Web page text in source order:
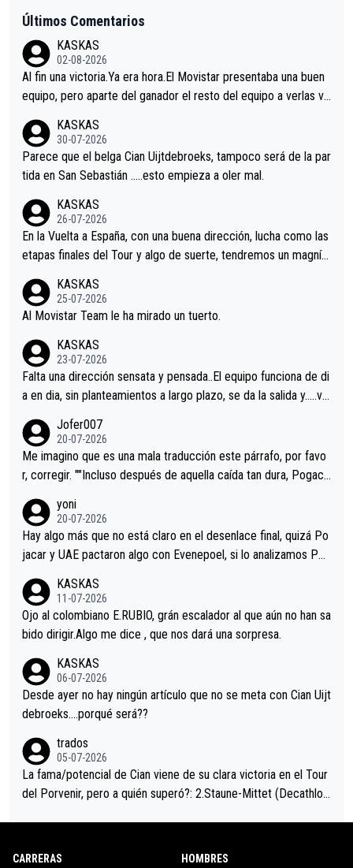
Últimos Comentarios
KASKAS
02-08-2026
Al fin una victoria.Ya era hora.El Movistar presentaba una buen
equipo, pero aparte del ganador el resto del equipo a verlas ve
s.La única buena noticia es la mejoría de Enric Más en San Seb
astian.Si en la Vuelta a Burgos sigue la mejoría, podríamos ten
er alguna sorpresa en la Vuelta.Ojalá.
KASKAS
30-07-2026
Parece que el belga Cian Uijtdebroeks, tampoco será de la par
tida en San Sebastián …..esto empieza a oler mal.
KASKAS
26-07-2026
En la Vuelta a España, con una buena dirección, lucha como las
etapas finales del Tour y algo de suerte, tendremos un magnífi
KASKAS
25-07-2026
Al Movistar Team le ha mirado un tuerto.
KASKAS
23-07-2026
Falta una dirección sensata y pensada..El equipo funciona de di
a en dia, sin planteamientos a largo plazo, se da la salida y…..ve
Minguez, Velez etc etc.Me da pena vivir estos momentos tan
tristes sin victorias.
Jofer007
20-07-2026
Me imagino que es una mala traducción este párrafo, por favo
r, corregir. ""Incluso después de aquella caída tan dura, Pogaca
permaneció pegado a su rueda. Parecía increíble la forma en l
a que era capaz de controlar el miedo", recordó."
yoni
20-07-2026
Hay algo más que no está claro en el desenlace final, quizá Po
jacar y UAE pactaron algo con Evenepoel, si lo analizamos Poj
i sin pedalear, luego está el saludo con Evenepoel dándose la
mano de una manera muy fraternal, más allá de los típicos toqu
es en el hombro con que saludaba a Vingegard. Ahí hubo una in
eta, a ver si por querer poner a Del Toro con calzador en posi
ción de podio UAE y Pojacar se van complicar el tour.
KASKAS
11-07-2026
Ojo al colombiano E.RUBIO, grán escalador al que aún no han sa
bido dirigir.Algo me dice , que nos dará una sorpresa.
KASKAS
06-07-2026
Desde ayer no hay ningún artículo que no se meta con Cian Uijt
debroeks….porqué será??
trados
05-07-2026
La fama/potencial de Cian viene de su clara victoria en el Tour
del Porvenir, pero a quién superó?: 2.Staune-Mittet (Decathlon,
CARRERAS HOMBRES